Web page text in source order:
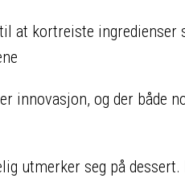
at kortreiste
innovasjon, og der både
utmerker seg på dessert.